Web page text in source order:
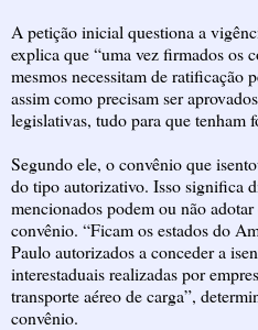
A petição inicial questiona a
explica que “uma vez firmados os
mesmos necessitam de ratificação
assim como precisam ser
legislativas, tudo para que tenham
Segundo ele, o convênio que
do tipo autorizativo. Isso significa
mencionados podem ou não
convênio. “Ficam os estados do
Paulo autorizados a conceder a
interestaduais realizadas por
transporte aéreo de carga”,
convênio.